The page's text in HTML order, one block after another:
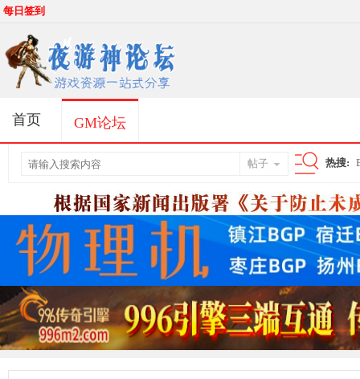
每日签到
首页 GM论坛
帖子
索
热搜: